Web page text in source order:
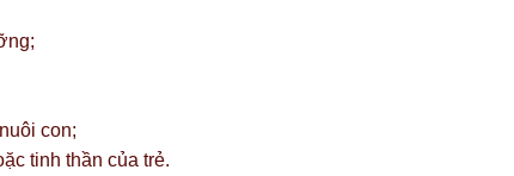
con;
tinh thần của trẻ.